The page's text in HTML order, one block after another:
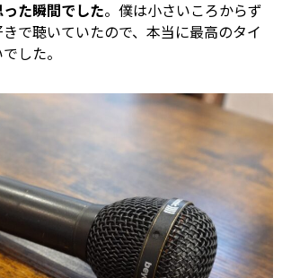
た瞬間でした。僕は小さいころからず
で聴いていたので、本当に最高のタイ
した。